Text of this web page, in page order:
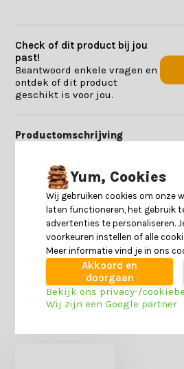
Check of dit product bij jou
past!
Beantwoord enkele vragen en
ontdek of dit product
geschikt is voor jou.
Productomschrijving
Specificaties
Reviews
Heb je nog interesse in deze
Yum, Cookies
Wij gebruiken cookies om onze
laten functioneren, het gebruik
advertenties te personaliseren.
voorkeuren instellen of alle
Meer informatie vind je in ons
Akkoord en
doorgaan
Bekijk ons privacy-/
Wij zijn een Google partner